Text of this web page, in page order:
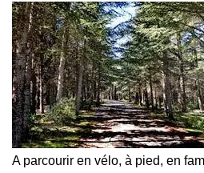
A parcourir en vélo, à pied, en